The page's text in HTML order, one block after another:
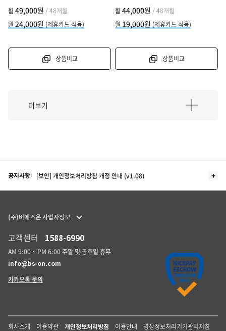
월 49,000원 / 48개월
월 24,000원 (제휴카드 적용)
상품비교
월 44,000원 / 48개월
월 19,000원 (제휴카드 적용)
상품비교
더보기
공지사항 [보안] 개인정보처리방침 개정 안내 (v1.08)
(주)비에스온 사업자정보
고객센터 1588-6990
AM 9:00 ~ PM 6:00 주말 및 공휴일 휴무
info@bs-on.com
카카오톡 문의
회사소개 이용약관 개인정보처리방침 이용안내 영상정보처리기기관리지침